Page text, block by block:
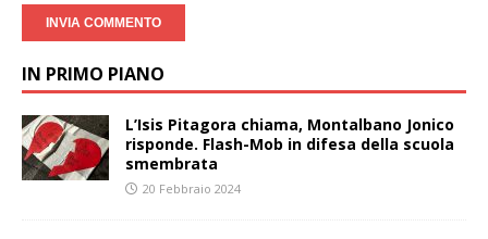
IN PRIMO PIANO
L’Isis Pitagora chiama, Montalbano Jonico
risponde. Flash-Mob in difesa della scuola
smembrata
20 Febbraio 2024